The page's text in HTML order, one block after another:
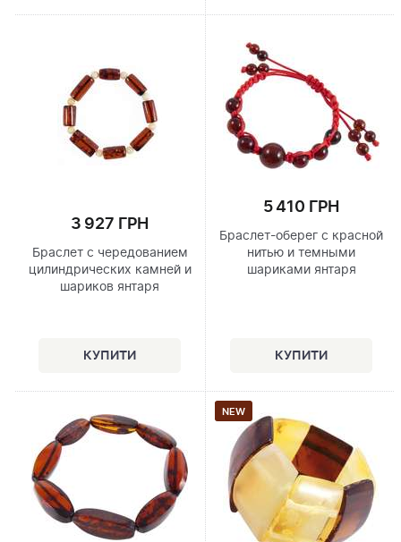
3 927 ГРН
Браслет с чередованием
цилиндрических камней и
шариков янтаря
5 410 ГРН
Браслет-оберег с красной
нитью и темными
шариками янтаря
NEW